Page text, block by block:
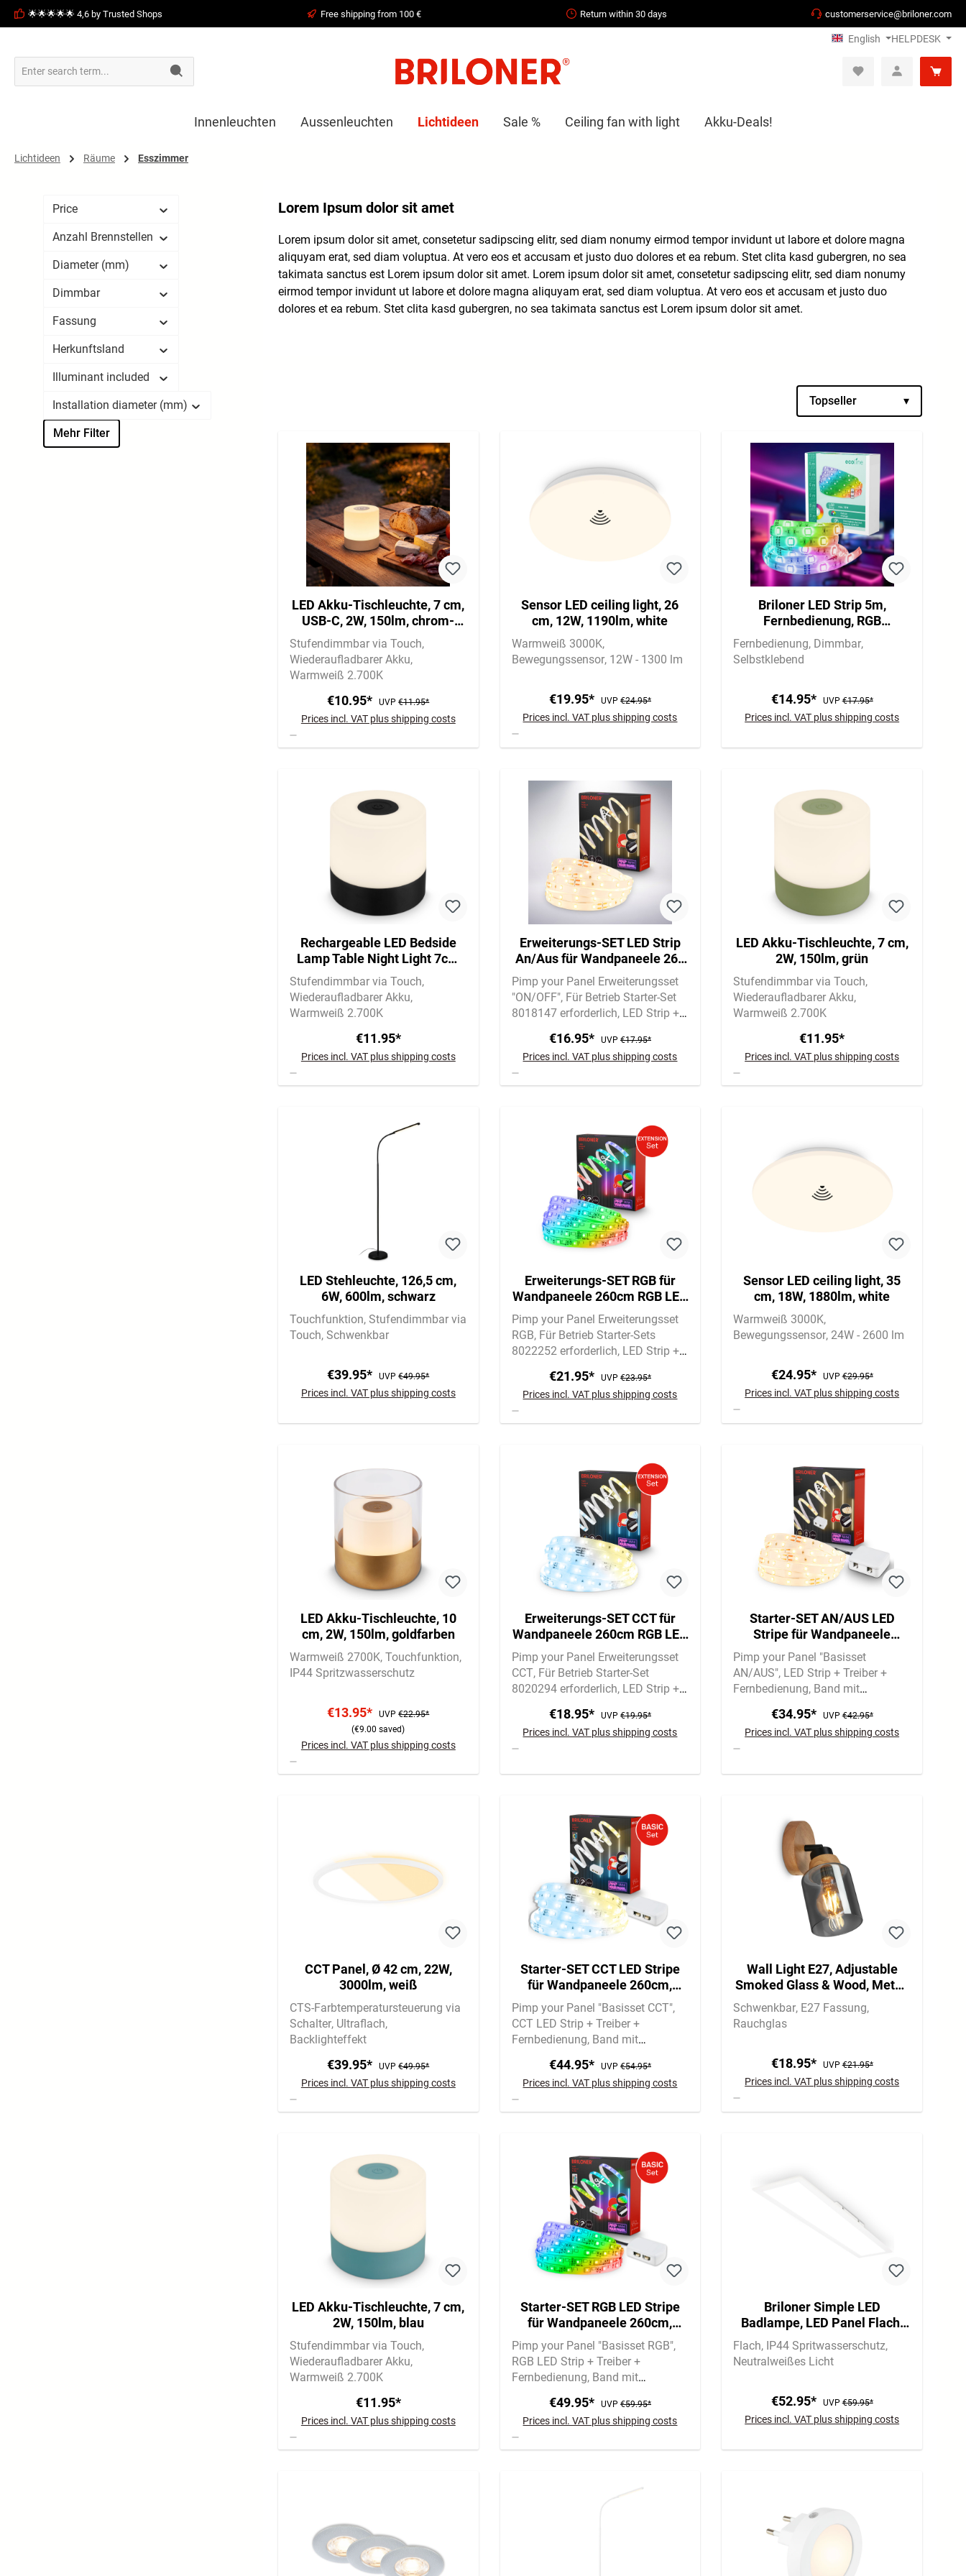
Skip to main navigation
🌟🌟🌟🌟🌟 4,6 by Trusted Shops Free shipping from 100 € Return within 30 days customerservice@briloner.com
English HELPDESK
Innenleuchten Aussenleuchten Lichtideen Sale % Ceiling fan with light Akku-Deals!
Lichtideen Räume Esszimmer
Price
Anzahl Brennstellen
Diameter (mm)
Dimmbar
Fassung
Herkunftsland
Illuminant included
Installation diameter (mm)
Mehr Filter
Lorem Ipsum dolor sit amet
Lorem ipsum dolor sit amet, consetetur sadipscing elitr, sed diam nonumy eirmod tempor invidunt ut labore et dolore magna
aliquyam erat, sed diam voluptua. At vero eos et accusam et justo duo dolores et ea rebum. Stet clita kasd gubergren, no sea
takimata sanctus est Lorem ipsum dolor sit amet. Lorem ipsum dolor sit amet, consetetur sadipscing elitr, sed diam nonumy
eirmod tempor invidunt ut labore et dolore magna aliquyam erat, sed diam voluptua. At vero eos et accusam et justo duo
dolores et ea rebum. Stet clita kasd gubergren, no sea takimata sanctus est Lorem ipsum dolor sit amet.
Topseller ▾
LED Akku-Tischleuchte, 7 cm,
USB-C, 2W, 150lm, chrom-
matt
Stufendimmbar via Touch
Wiederaufladbarer Akku
Warmweiß 2.700K
€10.95* UVP€11.95*
Prices incl. VAT plus shipping costs
Sensor LED ceiling light, 26
cm, 12W, 1190lm, white
Warmweiß 3000K
Bewegungssensor 12W - 1300 lm
€19.95* UVP €24.95*
Prices incl. VAT plus shipping costs
Briloner LED Strip 5m,
Fernbedienung, RGB
Farbmodi, Dimmbar
Fernbedienung Dimmbar
Selbstklebend
€14.95* UVP€17.95*
Prices incl. VAT plus shipping costs
Rechargeable LED Bedside
Lamp Table Night Light 7cm
USB-C Touch 2W 150lm Black
Stufendimmbar via Touch
Wiederaufladbarer Akku
Warmweiß 2.700K
€11.95*
Prices incl. VAT plus shipping costs
Erweiterungs-SET LED Strip
An/Aus für Wandpaneele 260
cm, Warmweiß, kürzbar,
selbstklebend, Weiß
Pimp your Panel Erweiterungsset
"ON/OFF" Für Betrieb Starter-Set
8018147 erforderlich LED Strip +
€16.95* UVP €17.95*
Prices incl. VAT plus shipping costs
LED Akku-Tischleuchte, 7 cm,
2W, 150lm, grün
Stufendimmbar via Touch
Wiederaufladbarer Akku
Warmweiß 2.700K
€11.95*
Prices incl. VAT plus shipping costs
LED Stehleuchte, 126,5 cm,
6W, 600lm, schwarz
Touchfunktion Stufendimmbar via
Touch Schwenkbar
€39.95* UVP€49.95*
Prices incl. VAT plus shipping costs
Erweiterungs-SET RGB für
Wandpaneele 260cm RGB LED
Stripe, 37,5cm Verlängerung
Pimp your Panel Erweiterungsset
RGB Für Betrieb Starter-Sets
8022252 erforderlich LED Strip +
€21.95* UVP €23.95*
Prices incl. VAT plus shipping costs
Sensor LED ceiling light, 35
cm, 18W, 1880lm, white
Warmweiß 3000K
Bewegungssensor 24W - 2600 lm
€24.95* UVP€29.95*
Prices incl. VAT plus shipping costs
LED Akku-Tischleuchte, 10
cm, 2W, 150lm, goldfarben
Warmweiß 2700K Touchfunktion
IP44 Spritzwasserschutz
€13.95* UVP€22.95*
(€9.00 saved)
Prices incl. VAT plus shipping costs
Erweiterungs-SET CCT für
Wandpaneele 260cm RGB LED
Stripe, 37,5cm Verlängerung
Pimp your Panel Erweiterungsset
CCT Für Betrieb Starter-Set
8020294 erforderlich LED Strip +
€18.95* UVP €19.95*
Prices incl. VAT plus shipping costs
Starter-SET AN/AUS LED
Stripe für Wandpaneele
260cm, Fernbedienung,
Verteilerbox
Pimp your Panel "Basisset
AN/AUS" LED Strip + Treiber +
Fernbedienung Band mit
Selbstklebend
€34.95* UVP€42.95*
Prices incl. VAT plus shipping costs
CCT Panel, Ø 42 cm, 22W,
3000lm, weiß
CTS-Farbtemperatursteuerung via
Schalter Ultraflach
Backlighteffekt
€39.95* UVP€49.95*
Prices incl. VAT plus shipping costs
Starter-SET CCT LED Stripe
für Wandpaneele 260cm,
Fernbedienung, Verteilerbox
Pimp your Panel "Basisset CCT"
CCT LED Strip + Treiber +
Fernbedienung Band mit
Selbstklebend
€44.95* UVP €54.95*
Prices incl. VAT plus shipping costs
Wall Light E27, Adjustable
Smoked Glass & Wood, Metal,
Matt Black
Schwenkbar E27 Fassung
Rauchglas
€18.95* UVP€21.95*
Prices incl. VAT plus shipping costs
LED Akku-Tischleuchte, 7 cm,
2W, 150lm, blau
Stufendimmbar via Touch
Wiederaufladbarer Akku
Warmweiß 2.700K
€11.95*
Prices incl. VAT plus shipping costs
Starter-SET RGB LED Stripe
für Wandpaneele 260cm,
Fernbedienung, Verteilerbox
Pimp your Panel "Basisset RGB"
RGB LED Strip + Treiber +
Fernbedienung Band mit
Selbstklebend
€49.95* UVP €59.95*
Prices incl. VAT plus shipping costs
Briloner Simple LED
Badlampe, LED Panel Flach,
Eckig, 78x18 cm, Weiß
Flach IP44 Spritwasserschutz
Neutralweißes Licht
€52.95* UVP€59.95*
Prices incl. VAT plus shipping costs